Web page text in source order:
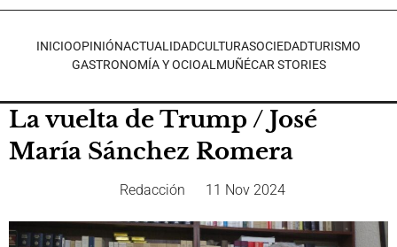
INICIOOPINIÓNACTUALIDADCULTURASOCIEDADTURISMO
GASTRONOMÍA Y OCIOALMUÑÉCAR STORIES
La vuelta de Trump / José
María Sánchez Romera
Redacción 11 Nov 2024